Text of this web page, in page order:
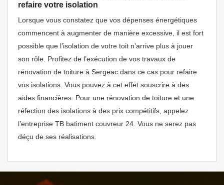
refaire votre isolation
Lorsque vous constatez que vos dépenses énergétiques
commencent à augmenter de manière excessive, il est fort
possible que l’isolation de votre toit n’arrive plus à jouer
son rôle. Profitez de l’exécution de vos travaux de
rénovation de toiture à Sergeac dans ce cas pour refaire
vos isolations. Vous pouvez à cet effet souscrire à des
aides financières. Pour une rénovation de toiture et une
réfection des isolations à des prix compétitifs, appelez
l’entreprise TB batiment couvreur 24. Vous ne serez pas
déçu de ses réalisations.